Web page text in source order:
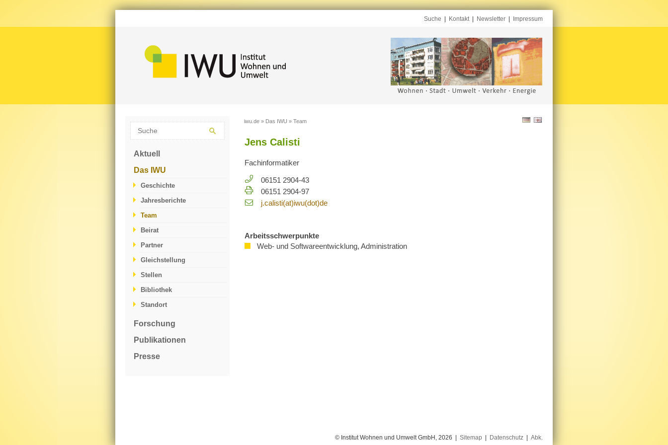
Suche Kontakt| Newsletter Impressum
Aktuell
Das IWU
Geschichte
Jahresberichte
Team
Beirat
Partner
Gleichstellung
Stellen
Bibliothek
Standort
Forschung
Publikationen
Presse
iwu.de » Das IWU » Team
Jens Calisti
Fach­in­for­ma­ti­ker
06151 2904-43
06151 2904-97
j.​calisti(at)iwu(dot)de
Ar­beits­schwer­punk­te
Web- und Softwareentwicklung, Administration
© Institut Wohnen und Umwelt GmbH, 2026 | Sitemap Datenschutz Abk.